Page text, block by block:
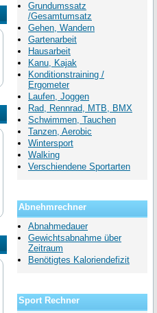
Grundumssatz
/Gesamtumsatz
Gehen, Wandern
Gartenarbeit
Hausarbeit
Kanu, Kajak
Konditionstraining /
Ergometer
Laufen, Joggen
Rad, Rennrad, MTB, BMX
Schwimmen, Tauchen
Tanzen, Aerobic
Wintersport
Walking
Verschiendene Sportarten
Abnehmrechner
Abnahmedauer
Gewichtsabnahme über
Zeitraum
Benötigtes Kaloriendefizit
Sport Rechner